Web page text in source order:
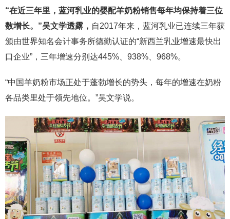
“在近三年里，蓝河乳业的婴配羊奶粉销售每年均保持着三位
数增长。”吴文学透露， 自2017年来，蓝河乳业已连续三年获
颁由世界知名会计事务所德勤认证的“新西兰乳业增速最快出
口企业”，三年增速分别达445%、938%、968%。
“中国羊奶粉市场正处于蓬勃增长的势头，每年的增速在奶粉
各品类里处于领先地位。”吴文学说。